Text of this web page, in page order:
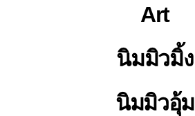
Art
นิมมิวมิ้ง
นิมมิวอุ้ม